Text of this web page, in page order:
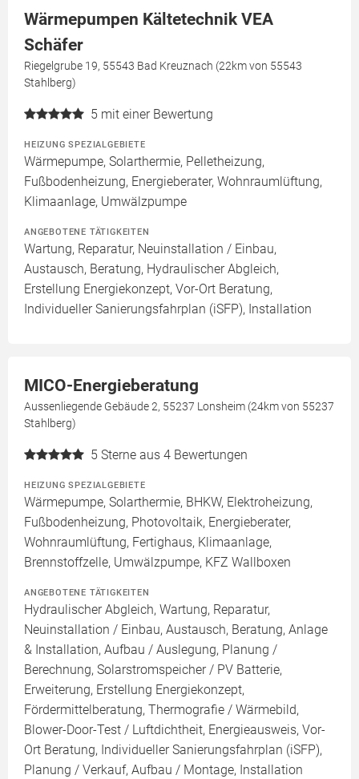
Wärmepumpen Kältetechnik VEA
Schäfer
Riegelgrube 19, 55543 Bad Kreuznach (22km von 55543
Stahlberg)
5 mit einer Bewertung
HEIZUNG SPEZIALGEBIETE
Wärmepumpe, Solarthermie, Pelletheizung,
Fußbodenheizung, Energieberater, Wohnraumlüftung,
Klimaanlage, Umwälzpumpe
ANGEBOTENE TÄTIGKEITEN
Wartung, Reparatur, Neuinstallation / Einbau,
Austausch, Beratung, Hydraulischer Abgleich,
Erstellung Energiekonzept, Vor-Ort Beratung,
Individueller Sanierungsfahrplan (iSFP), Installation
MICO-Energieberatung
Aussenliegende Gebäude 2, 55237 Lonsheim (24km von 55237
Stahlberg)
5 Sterne aus 4 Bewertungen
HEIZUNG SPEZIALGEBIETE
Wärmepumpe, Solarthermie, BHKW, Elektroheizung,
Fußbodenheizung, Photovoltaik, Energieberater,
Wohnraumlüftung, Fertighaus, Klimaanlage,
Brennstoffzelle, Umwälzpumpe, KFZ Wallboxen
ANGEBOTENE TÄTIGKEITEN
Hydraulischer Abgleich, Wartung, Reparatur,
Neuinstallation / Einbau, Austausch, Beratung, Anlage
& Installation, Aufbau / Auslegung, Planung /
Berechnung, Solarstromspeicher / PV Batterie,
Erweiterung, Erstellung Energiekonzept,
Fördermittelberatung, Thermografie / Wärmebild,
Blower-Door-Test / Luftdichtheit, Energieausweis, Vor-
Ort Beratung, Individueller Sanierungsfahrplan (iSFP),
Planung / Verkauf, Aufbau / Montage, Installation